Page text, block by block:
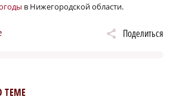
в Нижегородской области.
Поделиться
ТЕМЕ